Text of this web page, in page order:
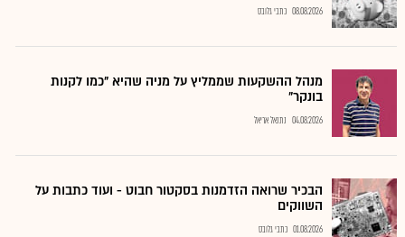
08.08.2026 כתבי גלובס
מנהל ההשקעות שממליץ על מניה שהיא "כמו לקנות
בונקר"
04.08.2026 נתנאל אריאל
הבכיר שרואה הזדמנות בסקטור חבוט - ועוד כתבות על
השווקים
01.08.2026 כתבי גלובס